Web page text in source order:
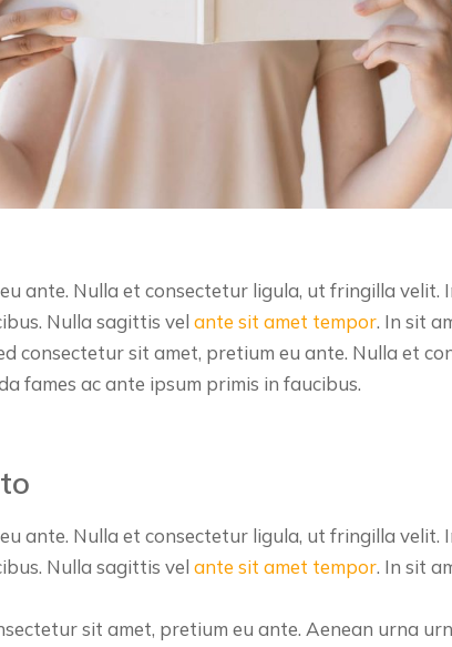
ante. Nulla et consectetur ligula, ut fringilla velit.
Nulla sagittis vel ante sit amet tempor. In sit
consectetur sit amet, pretium eu ante. Nulla et
fames ac ante ipsum primis in faucibus.
ante. Nulla et consectetur ligula, ut fringilla velit.
Nulla sagittis vel ante sit amet tempor. In sit
sit amet, pretium eu ante. Aenean urna